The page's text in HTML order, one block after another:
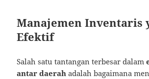
Manajemen Inventaris
Efektif
Salah satu tantangan terbesar dalam
antar daerah adalah bagaimana